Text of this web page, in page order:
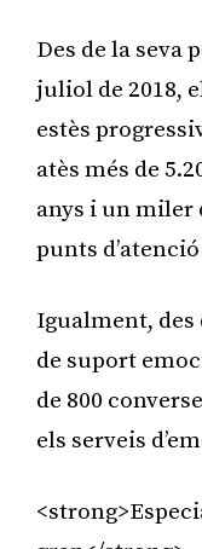
Des de la seva
juliol de 2018,
estès
atès més de
anys i un miler
punts
Igualment, des
de suport
de 800
els serveis